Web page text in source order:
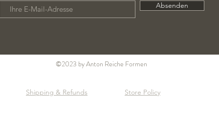
Absenden
Shipping & Refunds Store Policy
©2023 by Anton Reiche Formen